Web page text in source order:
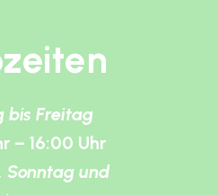
bis Freitag
– 16:00 Uhr
Sonntag und